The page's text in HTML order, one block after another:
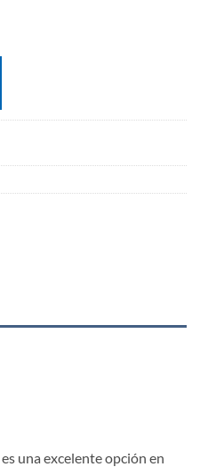
es una excelente opción en